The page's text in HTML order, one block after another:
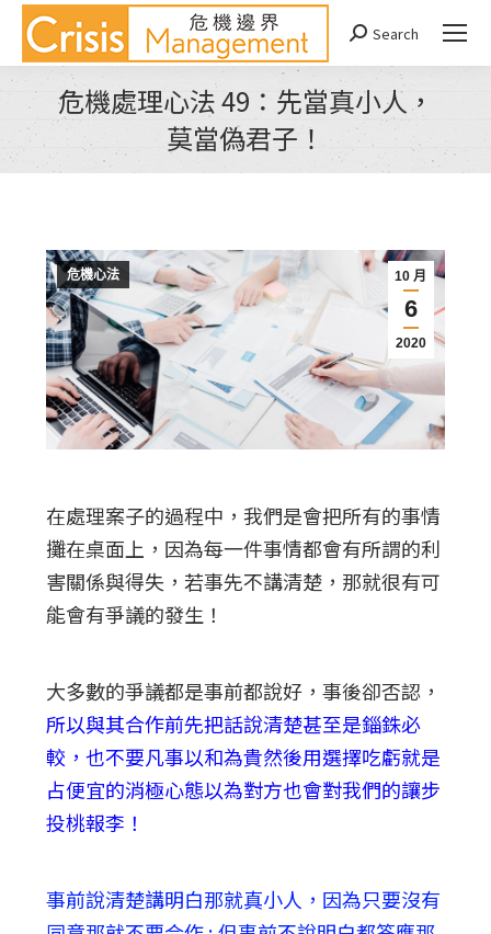
Search:
Search
危機處理心法 49：先當真小人，
莫當偽君子！
You are here:
10 月
6
2020
危機心法
在處理案子的過程中，我們是會把所有的事情
攤在桌面上，因為每一件事情都會有所謂的利
害關係與得失，若事先不講清楚，那就很有可
能會有爭議的發生！
大多數的爭議都是事前都說好，事後卻否認，
所以與其合作前先把話說清楚甚至是錙銖必
較，也不要凡事以和為貴然後用選擇吃虧就是
占便宜的消極心態以為對方也會對我們的讓步
投桃報李！
事前說清楚講明白那就真小人，因為只要沒有